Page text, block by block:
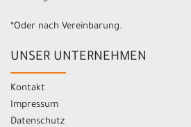
*Oder nach Vereinbarung.
UNSER UNTERNEHMEN
Kontakt
Impressum
Datenschutz